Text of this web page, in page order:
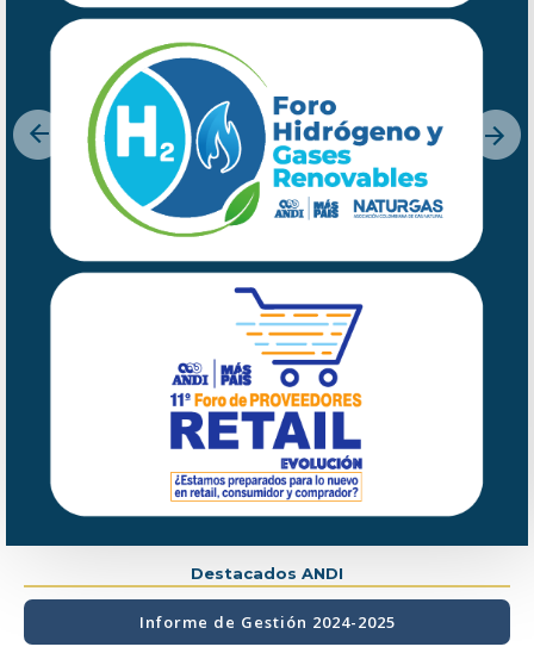
Previous Next
Destacados ANDI
Informe de Gestión 2024-2025